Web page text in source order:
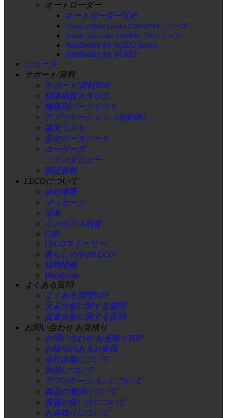
オートローダー
オートローダーTOP
Shuttle 10&60 Loader CS844/744シリーズ
Shuttle 20 Loader ONH836/736シリーズ
Autoloader for SC832-Series
Autoloader for RC612
ニュース
サポート/資料
サポート/資料TOP
標準物質カタログ
機種別パーツリスト
アプリケーション（分析例）
論文リスト
安全データシート
ユーザーズ
・インタビュー
関連資料
LECOについて
会社概要
メッセージ
沿革
インボイス制度
CSR
LECOストーリー
暮らしの中のLECO
採用情報
Worldwide
よくある質問
よくある質問TOP
元素分析に関する質問
質量分析に関する質問
お問い合わせ お見積り
お問い合わせ お見積りTOP
お取引のあるお客様
会社全般について
製品について
アプリケーションについて
製品の修理について
装置の使い方について
お見積りについて